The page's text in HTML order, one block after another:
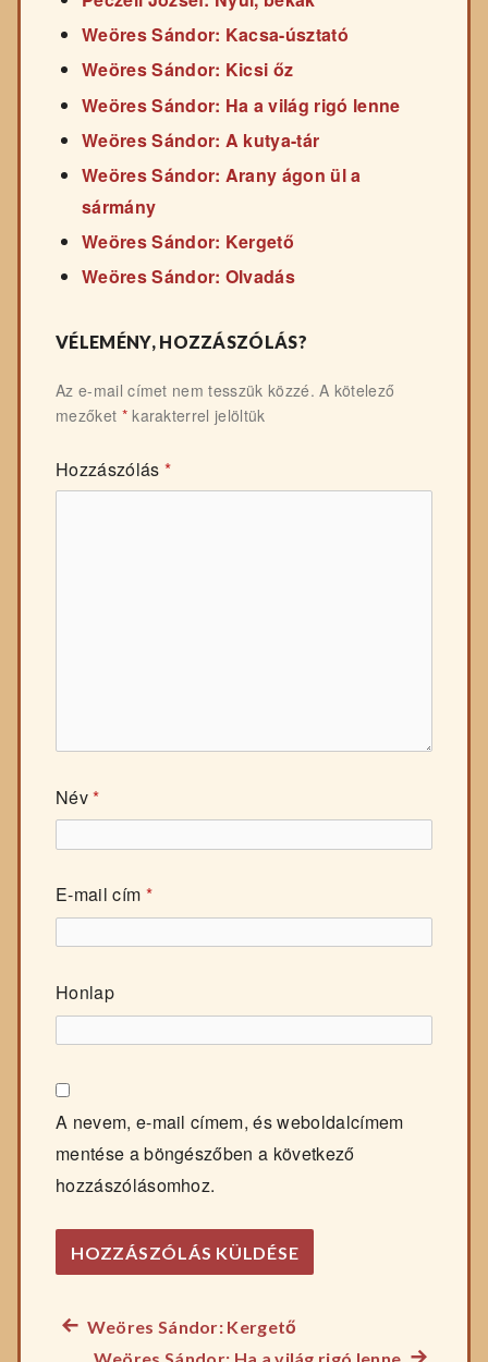
Weöres Sándor: Kacsa-úsztató
Weöres Sándor: Kicsi őz
Weöres Sándor: Ha a világ rigó lenne
Weöres Sándor: A kutya-tár
Weöres Sándor: Arany ágon ül a
sármány
Weöres Sándor: Kergető
Weöres Sándor: Olvadás
VÉLEMÉNY, HOZZÁSZÓLÁS?
Az e-mail címet nem tesszük közzé. A kötelező
mezőket *karakterrel jelöltük
Hozzászólás *
Név*
E-mail cím *
Honlap
A nevem, e-mail címem, és weboldalcímem
mentése a böngészőben a következő
hozzászólásomhoz.
Bejegyzés
Előző
Weöres Sándor: Kergető
Weöres Sándor: Ha a világ rigó lenne